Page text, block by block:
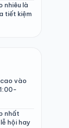
nhiêu là
tiết kiệm
cao vào
nhất
hội hay